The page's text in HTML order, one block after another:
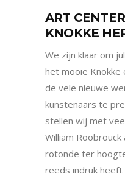
ART
KNOKKE
We zijn klaar om
het mooie Knokke
de vele nieuwe
kunstenaars te
stellen wij met
William
rotonde ter
reeds indruk